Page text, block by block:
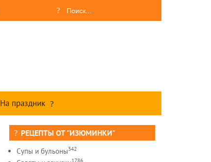
На праздник
РЕЦЕПТЫ ОТ "ИЗЮМИНКИ"
Супы и бульоны342
1786